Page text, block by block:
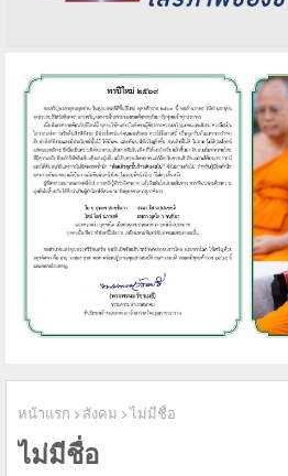
หน้าแรก สังคม ไม่มีชื่อ
ไม่มีชื่อ